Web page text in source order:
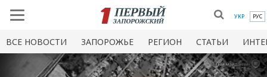
УКР РУС
ВСЕ НОВОСТИ ЗАПОРОЖЬЕ РЕГИОН СТАТЬИ